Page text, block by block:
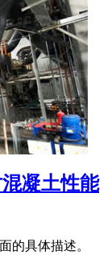
凝土性能
的具体描述。